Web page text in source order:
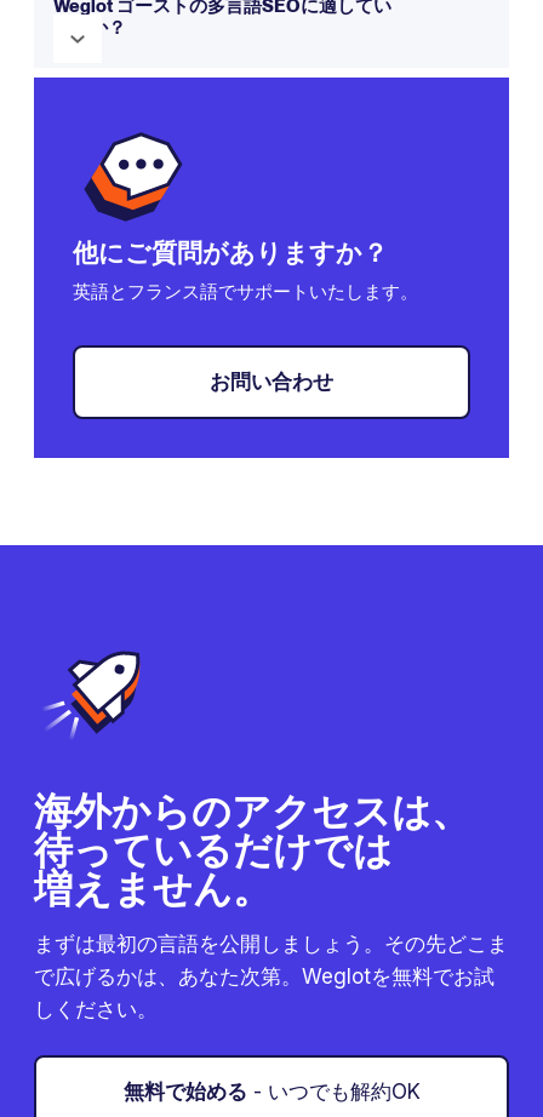
完全なコントロールを提供します。
Weglot ゴーストの多言語SEOに適してい
ますか？
クトリまたはサブドメイン構造など、
ラクティスに従っています。
他にご質問がありますか？
英語とフランス語でサポートいたします。
お問い合わせ
海外からのアクセスは、
待っているだけでは
増えません。
まずは最初の言語を公開しましょう。その先どこま
で広げるかは、あなた次第。Weglotを無料でお試
しください。
無料で始める - いつでも解約OK